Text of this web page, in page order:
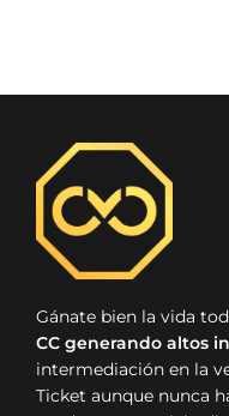
Gánate bien la vida
CC generando altos
intermediación en la
Ticket aunque nunca